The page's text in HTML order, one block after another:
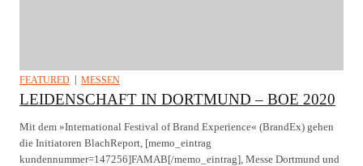
FEATURED MESSEN
LEIDENSCHAFT IN DORTMUND – BOE 2020
Mit dem »International Festival of Brand Experience« (BrandEx) gehen
die Initiatoren BlachReport, [memo_eintrag
kundennummer=147256]FAMAB[/memo_eintrag], Messe Dortmund und